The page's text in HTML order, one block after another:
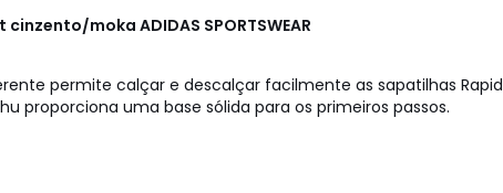
cinzento/moka ADIDAS SPORTSWEAR
permite calçar e descalçar facilmente as sapatilhas Rapid
proporciona uma base sólida para os primeiros passos.